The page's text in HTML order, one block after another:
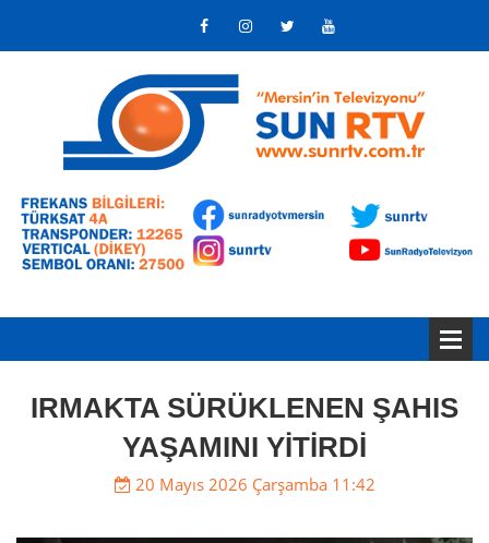
IRMAKTA SÜRÜKLENEN ŞAHIS
YAŞAMINI YİTİRDİ
20 Mayıs 2026 Çarşamba 11:42